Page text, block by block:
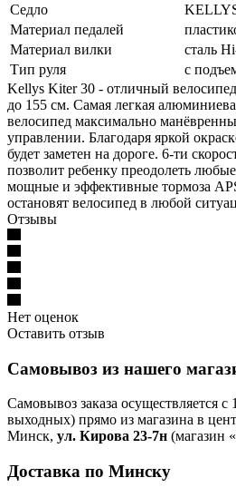
Седло
Материал педалей
Материал вилки
сталь
Тип руля
с
Kellys Kiter 30 - отличный
до 155 см. Самая легкая
велосипед максимально
управлении. Благодаря яркой
будет заметен на дороге. 6-ти
позволит ребенку преодолеть
мощные и эффективные тормоза
остановят велосипед в любой
Отзывы
Нет оценок
Оставить отзыв
Самовывоз из нашего
Самовывоз заказа осуществляется с
выходных) прямо из магазина в
Минск, ул. Кирова 23-7н (магазин
Доставка по Минску